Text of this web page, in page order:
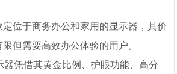
定位于商务办公和家用的显示器，其价
但需要高效办公体验的用户。
器凭借其黄金比例、护眼功能、高分